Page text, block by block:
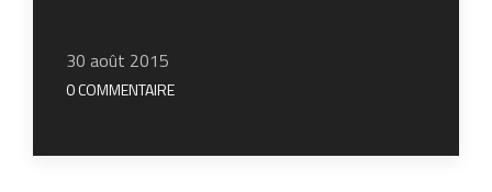
30 août 2015
0 COMMENTAIRE